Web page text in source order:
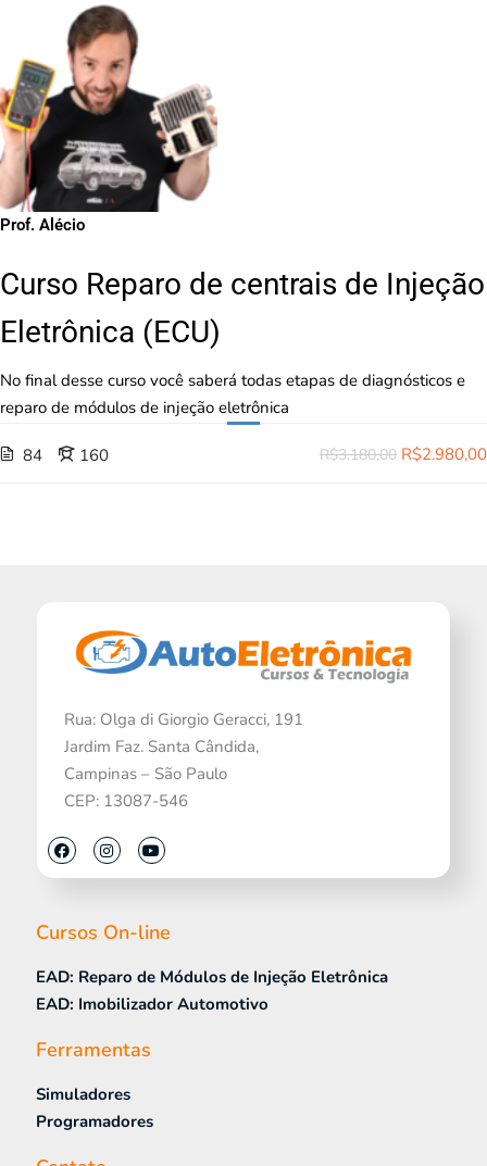
Prof. Alécio
Curso Reparo de centrais de Injeção
Eletrônica (ECU)
No final desse curso você saberá todas etapas de diagnósticos e
reparo de módulos de injeção eletrônica
84 160 R$3.180,00 R$2.980,00
Rua: Olga di Giorgio Geracci, 191
Jardim Faz. Santa Cândida,
Campinas – São Paulo
CEP: 13087-546
Cursos On-line
EAD: Reparo de Módulos de Injeção Eletrônica
EAD: Imobilizador Automotivo
Ferramentas
Simuladores
Programadores